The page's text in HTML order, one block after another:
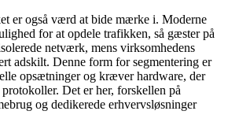
er også værd at bide mærke i. Moderne
for at opdele trafikken, så gæster på
netværk, mens virksomhedens
adskilt. Denne form for segmentering er
opsætninger og kræver hardware, der
Det er her, forskellen på
og dedikerede erhvervsløsninger